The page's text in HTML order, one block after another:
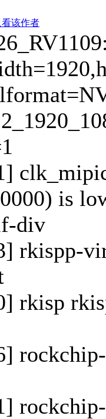
看该作者
is
div
rkispp-
rkisp